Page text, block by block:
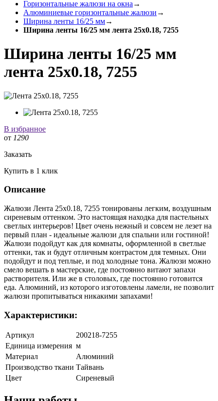
Горизонтальные жалюзи на окна →
Алюминиевые горизонтальные жалюзи →
Ширина ленты 16/25 мм→
Ширина ленты 16/25 мм лента 25x0.18, 7255
Ширина ленты 16/25 мм
лента 25x0.18, 7255
В избранное
от 1290
Заказать
Купить в 1 клик
Описание
Жалюзи Лента 25x0.18, 7255 тонированы легким, воздушным
сиреневым оттенком. Это настоящая находка для пастельных
светлых интерьеров! Цвет очень нежный и совсем не лезет на
первый план - идеальные жалюзи для спальни или гостиной!
Жалюзи подойдут как для комнаты, оформленной в светлые
оттенки, так и будут отличным контрастом для темных. Они
подойдут и под теплые, и под холодные тона. Жалюзи можно
смело вешать в мастерские, где постоянно витают запахи
растворителя. Или же в столовых, где постоянно готовится
еда. Алюминий, из которого изготовлены ламели, не позволит
жалюзи пропитываться никакими запахами!
Характеристики:
Артикул
200218-7255
Единица измерения м
Материал
Алюминий
Производство ткани Тайвань
Цвет
Сиреневый